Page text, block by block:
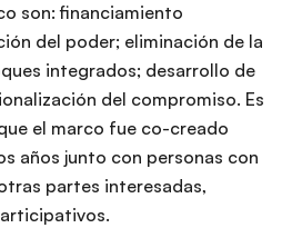
son: financiamiento
del poder; eliminación de la
integrados; desarrollo de
del compromiso. Es
el marco fue co-creado
años junto con personas con
partes interesadas,